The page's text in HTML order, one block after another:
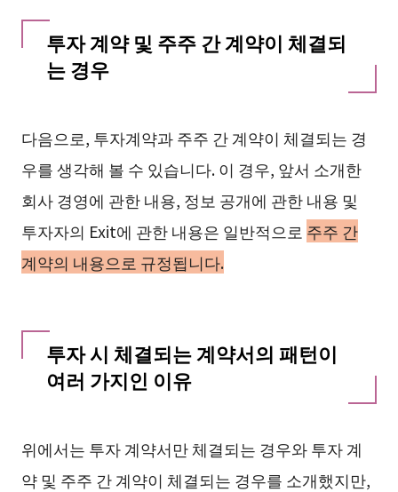
투자 계약 및 주주 간 계약이 체결되
는 경우
다음으로, 투자계약과 주주 간 계약이 체결되는 경
우를 생각해 볼 수 있습니다. 이 경우, 앞서 소개한
회사 경영에 관한 내용, 정보 공개에 관한 내용 및
투자자의 Exit에 관한 내용은 일반적으로 주주 간
계약의 내용으로 규정됩니다.
투자 시 체결되는 계약서의 패턴이
여러 가지인 이유
위에서는 투자 계약서만 체결되는 경우와 투자 계
약 및 주주 간 계약이 체결되는 경우를 소개했지만,